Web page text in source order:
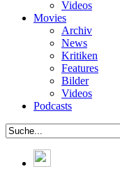
Videos
Movies
Archiv
News
Kritiken
Features
Bilder
Videos
Podcasts